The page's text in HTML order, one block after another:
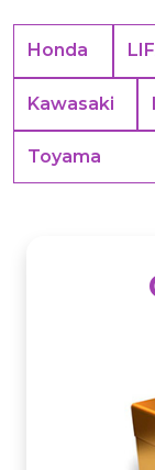
Honda
Kawasaki
Toyama